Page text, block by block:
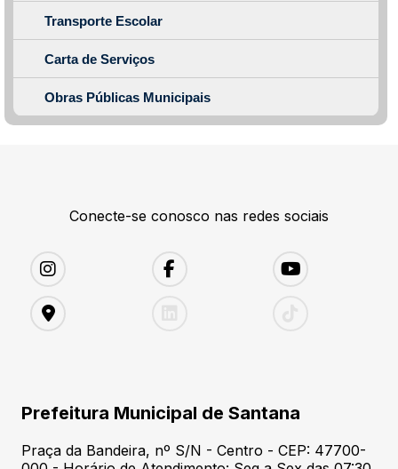
Transporte Escolar
Carta de Serviços
Obras Públicas Municipais
Conecte-se conosco nas redes sociais
Prefeitura Municipal de Santana
Praça da Bandeira, nº S/N - Centro - CEP: 47700-